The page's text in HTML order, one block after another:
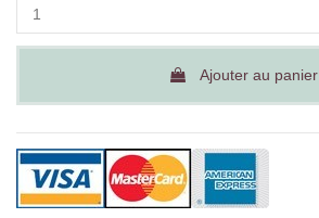
Ajouter au panier